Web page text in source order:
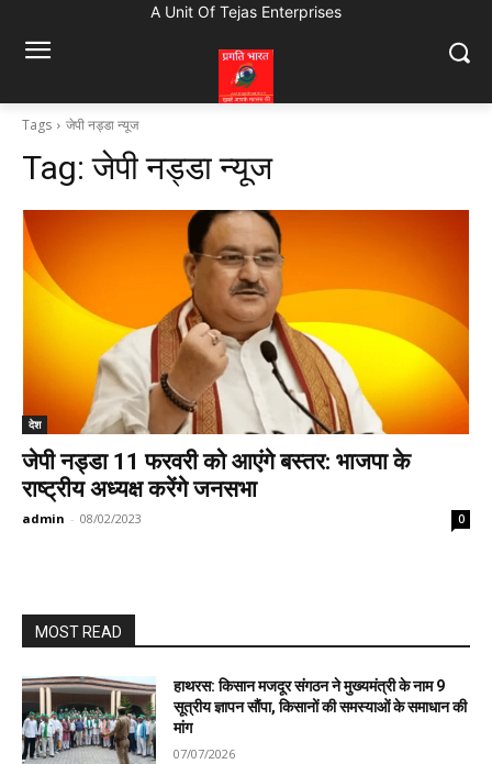
A Unit Of Tejas Enterprises
Tags जेपी नड्डा न्यूज
Tag:जेपी नड्डा न्यूज
देश
जेपी नड्डा 11 फरवरी को आएंगे बस्तर: भाजपा के
राष्ट्रीय अध्यक्ष करेंगे जनसभा
admin - 08/02/2023 0
MOST READ
हाथरस: किसान मजदूर संगठन ने मुख्यमंत्री के नाम 9
सूत्रीय ज्ञापन सौंपा, किसानों की समस्याओं के समाधान की
मांग
07/07/2026